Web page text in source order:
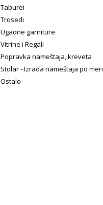
Taburei
Trosedi
Ugaone garniture
Vitrine i Regali
Popravka nameštaja, kreveta
Stolar - Izrada nameštaja po meri
Ostalo